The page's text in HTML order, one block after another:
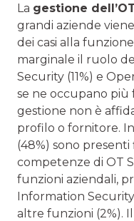
La gestione
grandi aziende
dei casi alla
marginale il ruolo
Security (11%) e
se ne occupano più
gestione non è
profilo o fornitore.
(48%) sono
competenze di OT
funzioni aziendali,
Information Security
altre funzioni (2%).